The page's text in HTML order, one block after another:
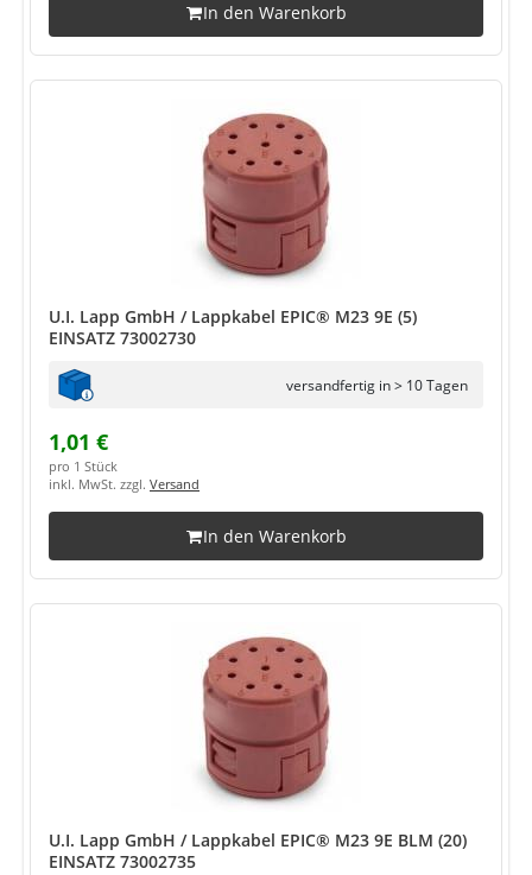
In den Warenkorb
U.I. Lapp GmbH / Lappkabel EPIC® M23 9E (5)
EINSATZ 73002730
versandfertig in > 10 Tagen
1,01 €
pro 1 Stück
inkl. MwSt. zzgl. Versand
In den Warenkorb
U.I. Lapp GmbH / Lappkabel EPIC® M23 9E BLM (20)
EINSATZ 73002735